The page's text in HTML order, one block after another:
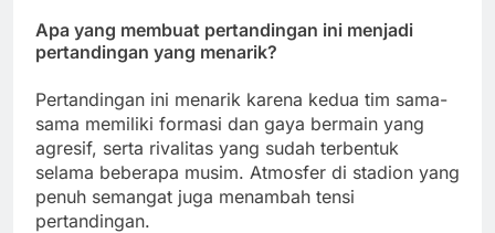
Apa yang membuat pertandingan ini menjadi
pertandingan yang menarik?
Pertandingan ini menarik karena kedua tim sama-
sama memiliki formasi dan gaya bermain yang
agresif, serta rivalitas yang sudah terbentuk
selama beberapa musim. Atmosfer di stadion yang
penuh semangat juga menambah tensi
pertandingan.